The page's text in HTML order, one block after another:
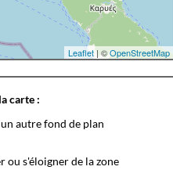
Leaflet| ©OpenStreetMap
carte :
autre fond de plan
ou s'éloigner de la zone